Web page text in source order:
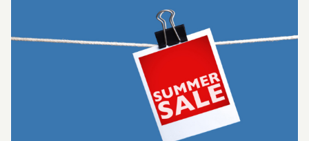
Sommerschlussverkauf: Nur noch wenige Tage,
um Lagerbestände zu räumen